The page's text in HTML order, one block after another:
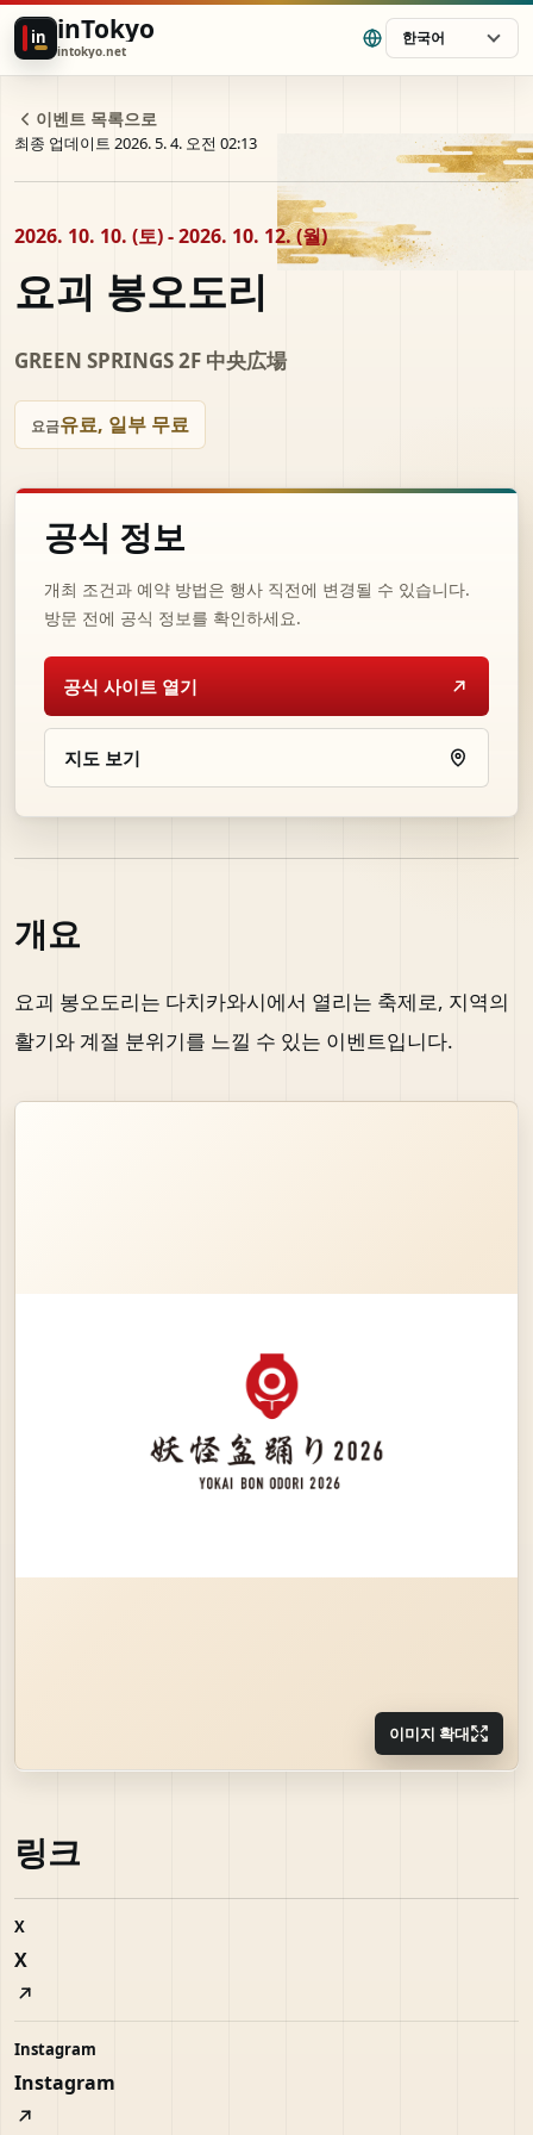
in inTokyo
intokyo.net
한국어
이벤트 목록으로
최종 업데이트 2026. 5. 4. 오전 02:13
2026. 10. 10. (토) - 2026. 10. 12. (월)
요괴 봉오도리
GREEN SPRINGS 2F 中央広場
요금유료, 일부 무료
공식 정보
개최 조건과 예약 방법은 행사 직전에 변경될 수 있습니다.
방문 전에 공식 정보를 확인하세요.
공식 사이트 열기
지도 보기
개요
요괴 봉오도리는 다치카와시에서 열리는 축제로, 지역의
활기와 계절 분위기를 느낄 수 있는 이벤트입니다.
이미지 확대
링크
X
X
Instagram
Instagram